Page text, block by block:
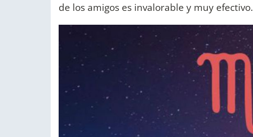
de los amigos es invalorable y muy efectivo.